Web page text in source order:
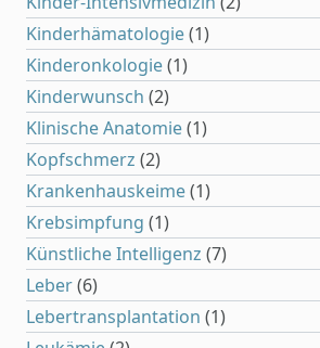
Kinderhämatologie(1)
Kinderonkologie(1)
Kinderwunsch (2)
Klinische Anatomie(1)
Kopfschmerz (2)
Krankenhauskeime(1)
Krebsimpfung (1)
Künstliche Intelligenz (7)
Leber(6)
Lebertransplantation (1)